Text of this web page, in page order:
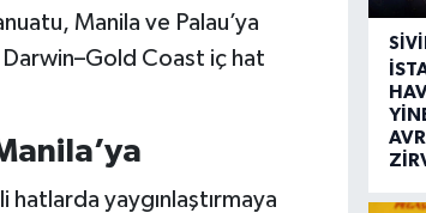
Manila ve Palau’ya
Darwin–Gold Coast iç hat
hatlarda yaygınlaştırmaya